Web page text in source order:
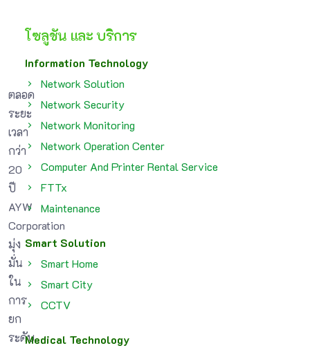
ตลอด
ระยะ
เวลา
กว่า
20
ปี
AYW
Corporation
มุ่ง
มั่น
ใน
การ
ยก
ระดับ
โซลูชัน และ บริการ
Information Technology
Network Solution
Network Security
Network Monitoring
Network Operation Center
Computer And Printer Rental Service
FTTx
Maintenance
Smart Solution
Smart Home
Smart City
CCTV
Medical Technology